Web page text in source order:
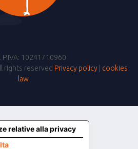
P.IVA: 10241710960
rights reserved Privacy policy| cookies
law
relative alla privacy